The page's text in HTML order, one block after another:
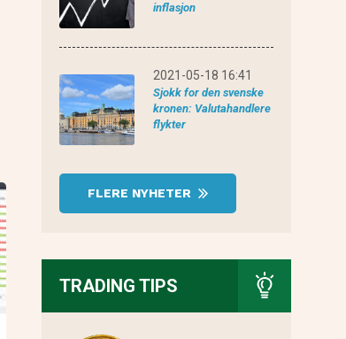
inflasjon
2021-05-18 16:41
Sjokk for den svenske
kronen: Valutahandlere
flykter
FLERE NYHETER
TRADING TIPS